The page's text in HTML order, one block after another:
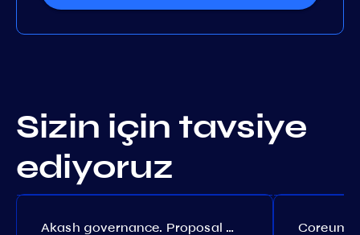
Sizin için tavsiye
ediyoruz
Akash governance. Proposal №308